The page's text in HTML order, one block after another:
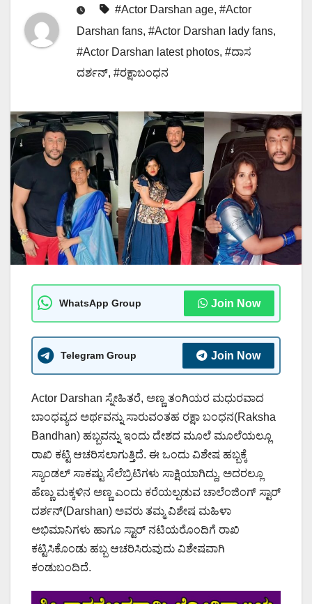
#Actor Darshan age, #Actor
Darshan fans, #Actor Darshan lady fans,
#Actor Darshan latest photos, #ದಾಸ
ದರ್ಶನ್, #ರಕ್ಷಾಬಂಧನ
WhatsApp Group Join Now
Telegram Group Join Now
Actor Darshan ಸ್ನೇಹಿತರೆ, ಅಣ್ಣ ತಂಗಿಯರ ಮಧುರವಾದ
ಬಾಂಧವ್ಯದ ಅರ್ಥವನ್ನು ಸಾರುವಂತಹ ರಕ್ಷಾ ಬಂಧನ(Raksha
Bandhan) ಹಬ್ಬವನ್ನು ಇಂದು ದೇಶದ ಮೂಲೆ ಮೂಲೆಯಲ್ಲೂ
ರಾಖಿ ಕಟ್ಟಿ ಆಚರಿಸಲಾಗುತ್ತಿದೆ. ಈ ಒಂದು ವಿಶೇಷ ಹಬ್ಬಕ್ಕೆ
ಸ್ಯಾಂಡಲ್ ಸಾಕಷ್ಟು ಸೆಲೆಬ್ರಿಟಿಗಳು ಸಾಕ್ಷಿಯಾಗಿದ್ದು, ಅದರಲ್ಲೂ
ಹೆಣ್ಣು ಮಕ್ಕಳಿನ ಅಣ್ಣ ಎಂದು ಕರೆಯಲ್ಪಡುವ ಚಾಲೆಂಜಿಂಗ್ ಸ್ಟಾರ್
ದರ್ಶನ್(Darshan) ಅವರು ತಮ್ಮ ವಿಶೇಷ ಮಹಿಳಾ
ಅಭಿಮಾನಿಗಳು ಹಾಗೂ ಸ್ಟಾರ್ ನಟಿಯರೊಂದಿಗೆ ರಾಖಿ
ಕಟ್ಟಿಸಿಕೊಂಡು ಹಬ್ಬ ಆಚರಿಸಿರುವುದು ವಿಶೇಷವಾಗಿ
ಕಂಡುಬಂದಿದೆ.